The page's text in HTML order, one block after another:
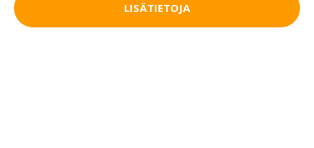
LISÄTIETOJA